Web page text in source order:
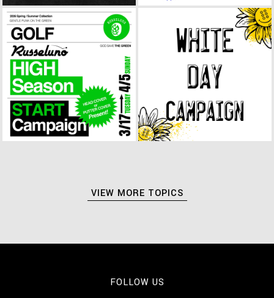
VIEW MORE TOPICS
FOLLOW US